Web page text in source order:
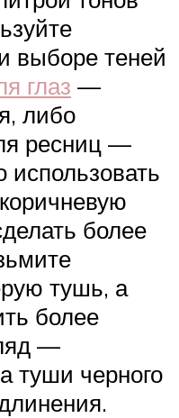
выборе теней
глаз —
либо
ресниц —
использовать
более
тушь, а
более
—
туши черного